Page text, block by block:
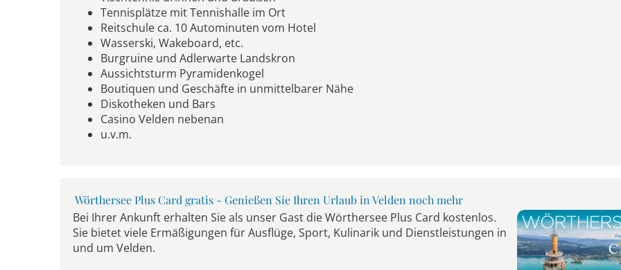
Tennisplätze mit Tennishalle im Ort
Reitschule ca. 10 Autominuten vom Hotel
Wasserski, Wakeboard, etc.
Burgruine und Adlerwarte Landskron
Aussichtsturm Pyramidenkogel
Boutiquen und Geschäfte in unmittelbarer Nähe
Diskotheken und Bars
Casino Velden nebenan
u.v.m.
Wörthersee Plus Card gratis - Genießen Sie Ihren Urlaub in Velden noch mehr
Bei Ihrer Ankunft erhalten Sie als unser Gast die Wörthersee Plus Card kostenlos.
Sie bietet viele Ermäßigungen für Ausflüge, Sport, Kulinarik und Dienstleistungen in
und um Velden.